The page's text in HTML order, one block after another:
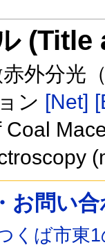
外分光
ン [Net]
お問い
くば市東